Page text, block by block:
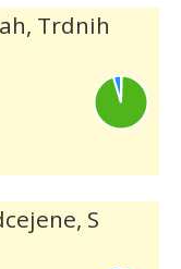
Trdnih
S